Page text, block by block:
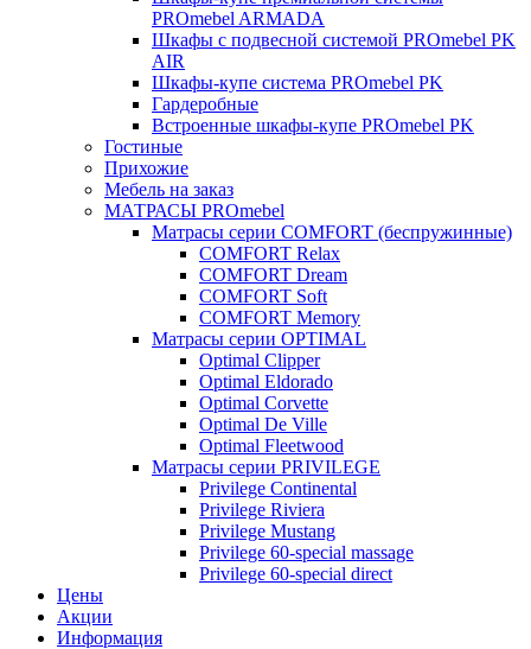
PROmebel ARMADA
Шкафы с подвесной системой PROmebel PK
AIR
Шкафы-купе система PROmebel PK
Гардеробные
Встроенные шкафы-купе PROmebel PK
Гостиные
Прихожие
Мебель на заказ
МАТРАСЫ PROmebel
Матрасы серии COMFORT (беспружинные)
COMFORT Relax
COMFORT Dream
COMFORT Soft
COMFORT Memory
Матрасы серии OPTIMAL
Optimal Clipper
Optimal Eldorado
Optimal Corvette
Optimal De Ville
Optimal Fleetwood
Матрасы серии PRIVILEGE
Privilege Continental
Privilege Riviera
Privilege Mustang
Privilege 60-special massage
Privilege 60-special direct
Цены
Акции
Информация